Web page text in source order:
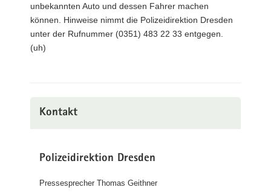
unbekannten Auto und dessen Fahrer machen
können. Hinweise nimmt die Polizeidirektion Dresden
unter der Rufnummer (0351) 483 22 33 entgegen.
(uh)
Kontakt
Polizeidirektion Dresden
Pressesprecher Thomas Geithner